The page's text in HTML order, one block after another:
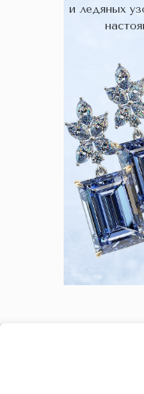
и ледяных